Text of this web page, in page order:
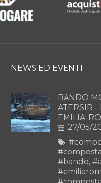
NEWS ED EVENTI
BANDO
ATERSIR -
EMILIA-
27/05/
#bando,